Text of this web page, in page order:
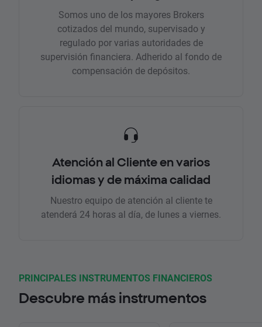
Somos uno de los mayores Brokers
cotizados del mundo, supervisado y
regulado por varias autoridades de
supervisión financiera. Adherido al fondo de
compensación de depósitos.
Atención al Cliente en varios
idiomas y de máxima calidad
Nuestro equipo de atención al cliente te
atenderá 24 horas al día, de lunes a viernes.
PRINCIPALES INSTRUMENTOS FINANCIEROS
Descubre más instrumentos